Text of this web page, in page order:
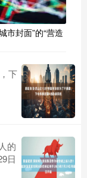
市封面”的“营造
下
的
日